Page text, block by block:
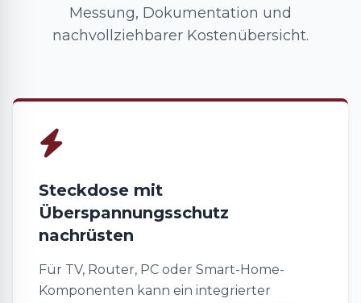
Messung, Dokumentation und
nachvollziehbarer Kostenübersicht.
Steckdose mit
Überspannungsschutz
nachrüsten
Für TV, Router, PC oder Smart-Home-
Komponenten kann ein integrierter